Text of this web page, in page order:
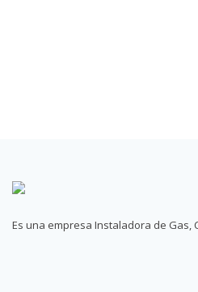
Es una empresa Instaladora de Gas,